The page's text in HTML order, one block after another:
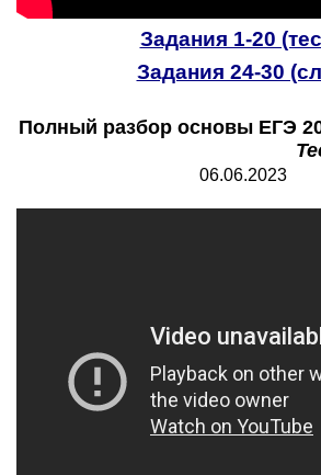
Задания 1-20
Задания 24-30
Полный разбор основы ЕГЭ
06.06.2023